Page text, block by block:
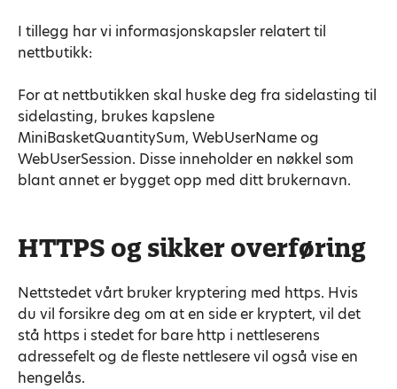
I tillegg har vi informasjonskapsler relatert til
nettbutikk:
For at nettbutikken skal huske deg fra sidelasting til
sidelasting, brukes kapslene
MiniBasketQuantitySum, WebUserName og
WebUserSession. Disse inneholder en nøkkel som
blant annet er bygget opp med ditt brukernavn.
HTTPS og sikker overføring
Nettstedet vårt bruker kryptering med https. Hvis
du vil forsikre deg om at en side er kryptert, vil det
stå https i stedet for bare http i nettleserens
adressefelt og de fleste nettlesere vil også vise en
hengelås.